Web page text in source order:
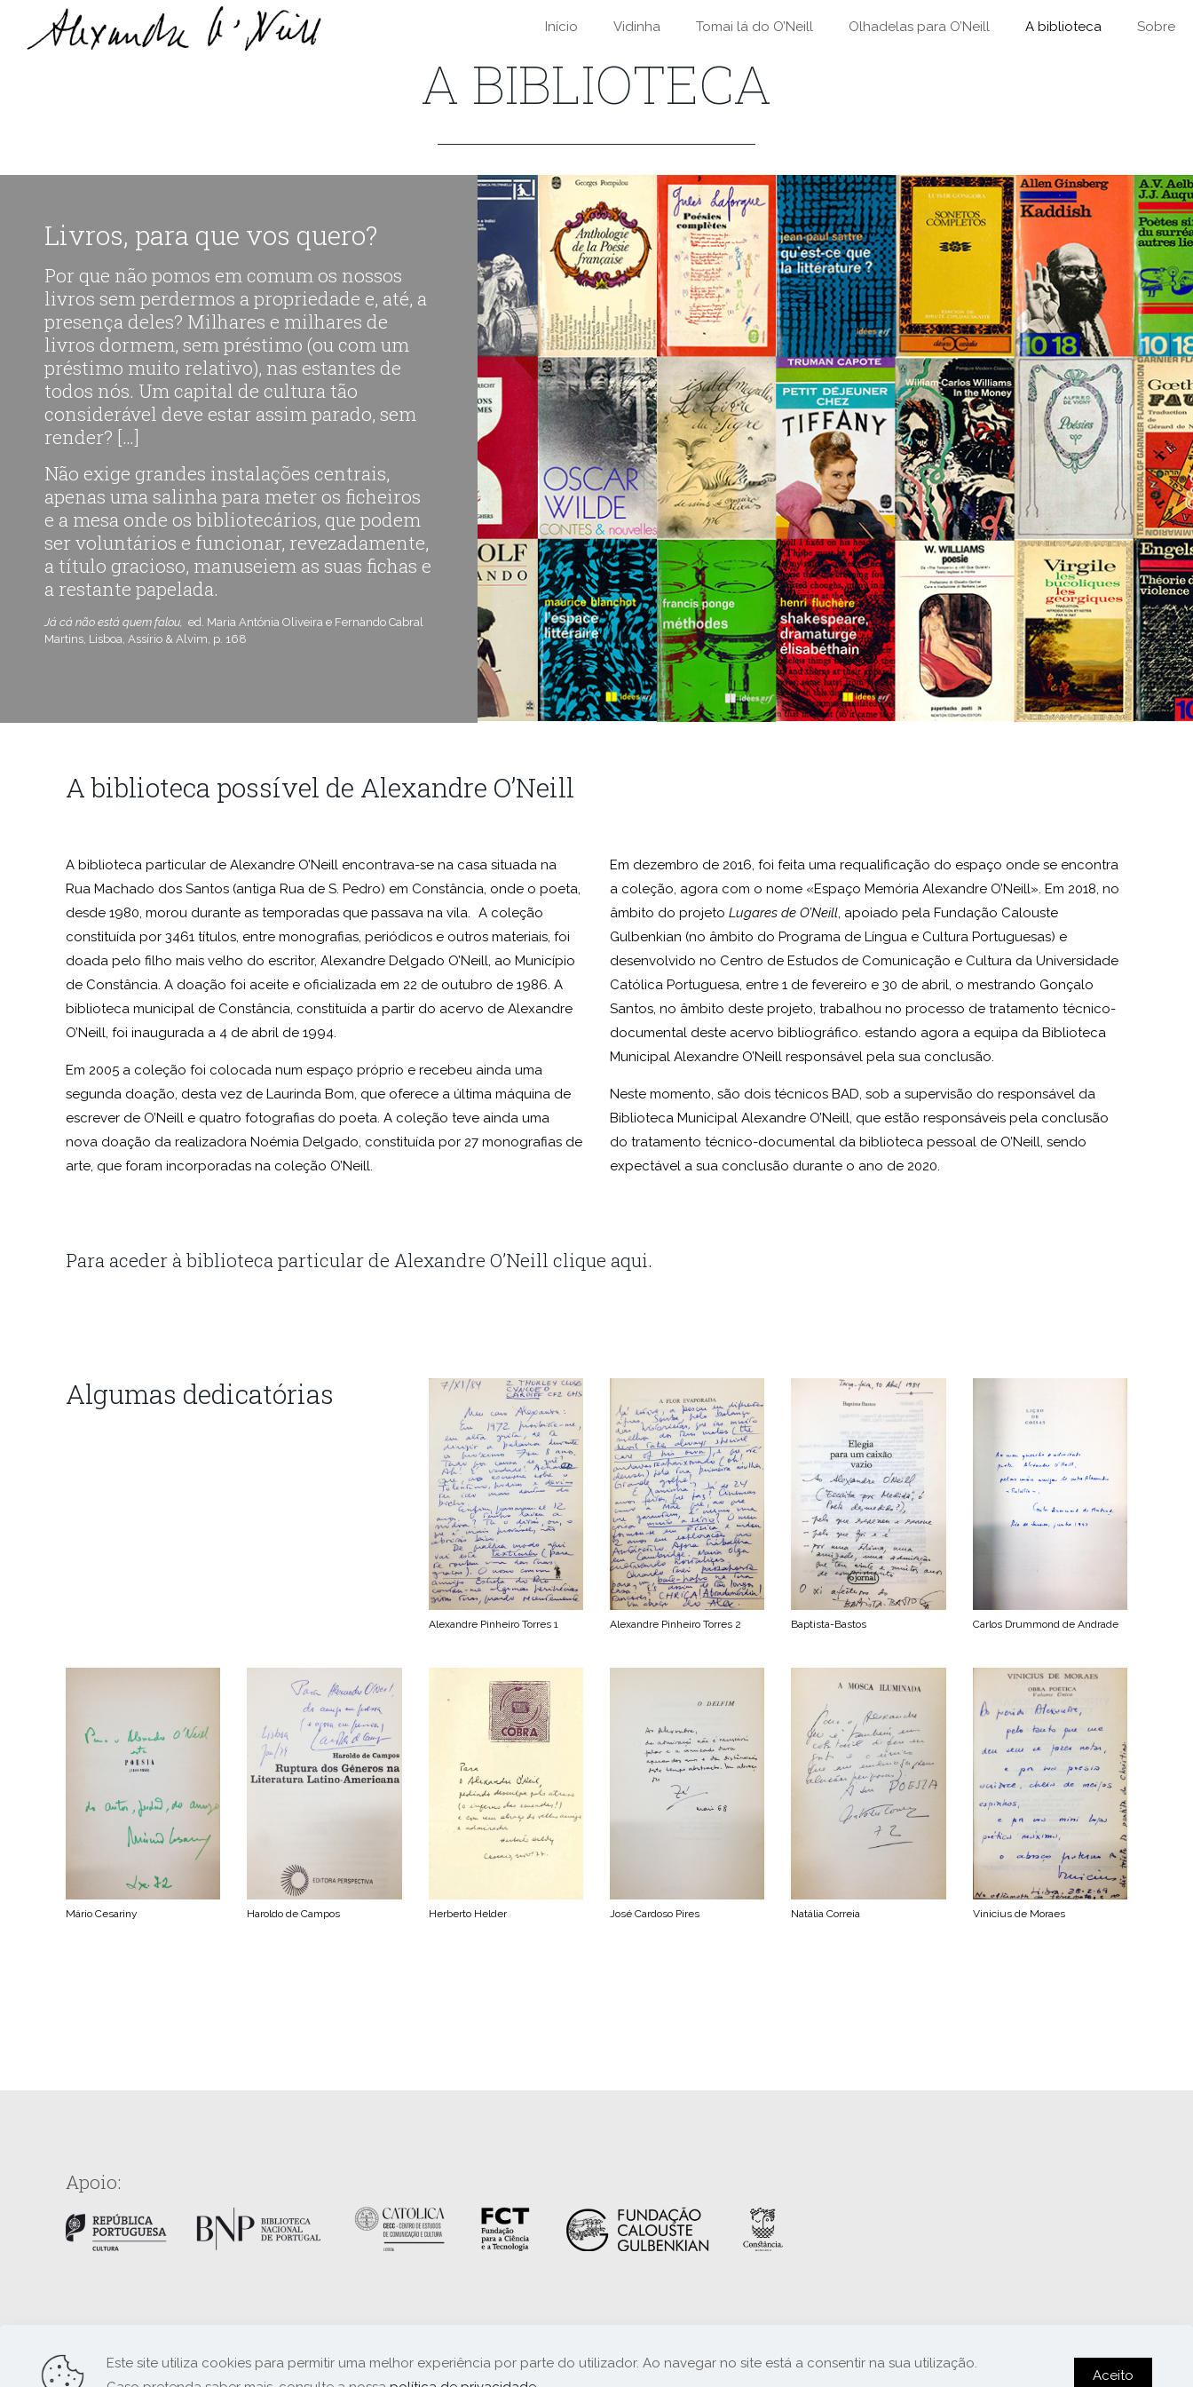
Início Vidinha Tomai lá do O’Neill Olhadelas para O’Neill A biblioteca Sobre
A BIBLIOTECA
Livros, para que vos quero?
Por que não pomos em comum os nossos
livros sem perdermos a propriedade e, até, a
presença deles? Milhares e milhares de
livros dormem, sem préstimo (ou com um
préstimo muito relativo), nas estantes de
todos nós. Um capital de cultura tão
considerável deve estar assim parado, sem
render? […]
Não exige grandes instalações centrais,
apenas uma salinha para meter os ficheiros
e a mesa onde os bibliotecários, que podem
ser voluntários e funcionar, revezadamente,
a título gracioso, manuseiem as suas fichas e
a restante papelada.
Já cá não está quem falou, ed. Maria Antónia Oliveira e Fernando Cabral
Martins, Lisboa, Assírio & Alvim, p. 168
A biblioteca possível de Alexandre O’Neill
A biblioteca particular de Alexandre O’Neill encontrava-se na casa situada na
Rua Machado dos Santos (antiga Rua de S. Pedro) em Constância, onde o poeta,
desde 1980, morou durante as temporadas que passava na vila. A coleção
constituída por 3461 títulos, entre monografias, periódicos e outros materiais, foi
doada pelo filho mais velho do escritor, Alexandre Delgado O’Neill, ao Município
de Constância. A doação foi aceite e oficializada em 22 de outubro de 1986. A
biblioteca municipal de Constância, constituída a partir do acervo de Alexandre
O’Neill, foi inaugurada a 4 de abril de 1994.
Em 2005 a coleção foi colocada num espaço próprio e recebeu ainda uma
segunda doação, desta vez de Laurinda Bom, que oferece a última máquina de
escrever de O’Neill e quatro fotografias do poeta. A coleção teve ainda uma
nova doação da realizadora Noémia Delgado, constituída por 27 monografias de
arte, que foram incorporadas na coleção O’Neill.
Em dezembro de 2016, foi feita uma requalificação do espaço onde se encontra
a coleção, agora com o nome «Espaço Memória Alexandre O’Neill». Em 2018, no
âmbito do projeto Lugares de O’Neill, apoiado pela Fundação Calouste
Gulbenkian (no âmbito do Programa de Língua e Cultura Portuguesas) e
desenvolvido no Centro de Estudos de Comunicação e Cultura da Universidade
Católica Portuguesa, entre 1 de fevereiro e 30 de abril, o mestrando Gonçalo
Santos, no âmbito deste projeto, trabalhou no processo de tratamento técnico-
documental deste acervo bibliográfico. estando agora a equipa da Biblioteca
Municipal Alexandre O’Neill responsável pela sua conclusão.
Neste momento, são dois técnicos BAD, sob a supervisão do responsável da
Biblioteca Municipal Alexandre O’Neill, que estão responsáveis pela conclusão
do tratamento técnico-documental da biblioteca pessoal de O’Neill, sendo
expectável a sua conclusão durante o ano de 2020.
Para aceder à biblioteca particular de Alexandre O’Neill cliqueaqui.
Algumas dedicatórias
Alexandre Pinheiro Torres 1 Alexandre Pinheiro Torres 2 Baptista-Bastos Carlos Drummond de Andrade
Mário Cesariny Haroldo de Campos Herberto Helder José Cardoso Pires Natália Correia Vinicius de Moraes
Apoio:
© 2020. Todos os direitos reservados.
Este site utiliza cookies para permitir uma melhor experiência por parte do utilizador. Ao navegar no site está a consentir na sua utilização.
Aceito